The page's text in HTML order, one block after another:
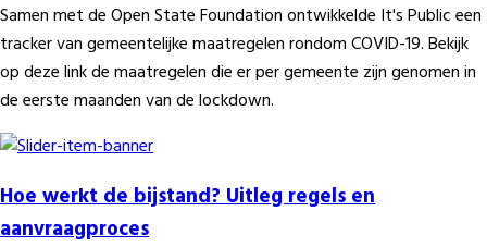
Samen met de Open State Foundation ontwikkelde It's Public een
tracker van gemeentelijke maatregelen rondom COVID-19. Bekijk
op deze link de maatregelen die er per gemeente zijn genomen in
de eerste maanden van de lockdown.
Hoe werkt de bijstand? Uitleg regels en
aanvraagproces